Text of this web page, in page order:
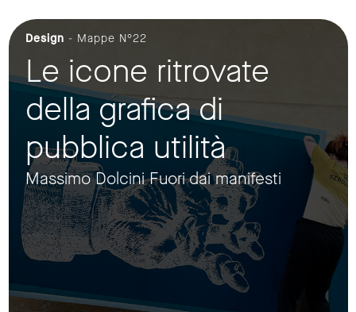
Design - Mappe N°22
Le icone ritrovate
della grafica di
pubblica utilità
Massimo Dolcini Fuori dai manifesti